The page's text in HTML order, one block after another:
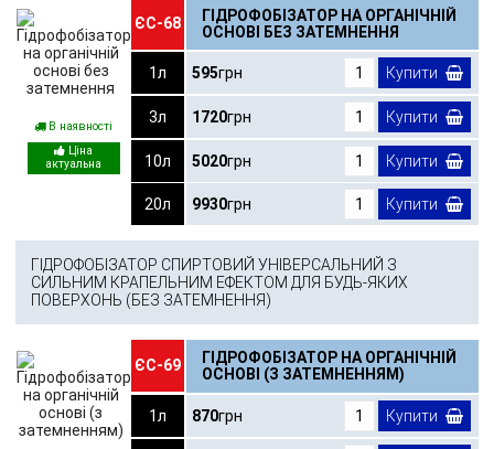
В наявності
ЄС-68
ГІДРОФОБІЗАТОР НА ОРГАНІЧНІЙ
ОСНОВІ БЕЗ ЗАТЕМНЕННЯ
1л 595грн Купити
3л 1720грн Купити
10л 5020грн Купити
20л 9930грн Купити
ГІДРОФОБІЗАТОР СПИРТОВИЙ УНІВЕРСАЛЬНИЙ З
СИЛЬНИМ КРАПЕЛЬНИМ ЕФЕКТОМ ДЛЯ БУДЬ-ЯКИХ
ПОВЕРХОНЬ (БЕЗ ЗАТЕМНЕННЯ)
ЄС-69
ГІДРОФОБІЗАТОР НА ОРГАНІЧНІЙ
ОСНОВІ (З ЗАТЕМНЕННЯМ)
1л 870грн Купити